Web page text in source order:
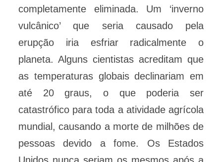
completamente eliminada. Um ‘inverno
vulcânico’ que seria causado pela
erupção iria esfriar radicalmente o
planeta. Alguns cientistas acreditam que
as temperaturas globais declinariam em
até 20 graus, o que poderia ser
catastrófico para toda a atividade agrícola
mundial, causando a morte de milhões de
pessoas devido a fome. Os Estados